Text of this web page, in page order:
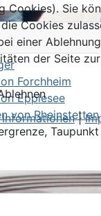
Forchheim
Epplesee
von Rheinstetten
Cookies). Sie
Cookies
einer
der Seite
|